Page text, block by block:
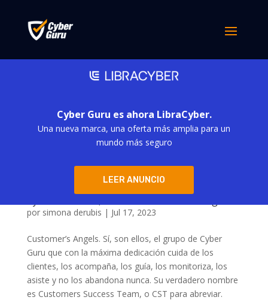
Cyber Guru es ahora LibraCyber.
Una nueva marca, una oferta más amplia para un
mundo más seguro
LEER ANUNCIO
por simona derubis | Jul 17, 2023
Customer’s Angels. Sí, son ellos, el grupo de Cyber
Guru que con la máxima dedicación cuida de los
clientes, los acompaña, los guía, los monitoriza, los
asiste y no los abandona nunca. Su verdadero nombre
es Customers Success Team, o CST para abreviar.